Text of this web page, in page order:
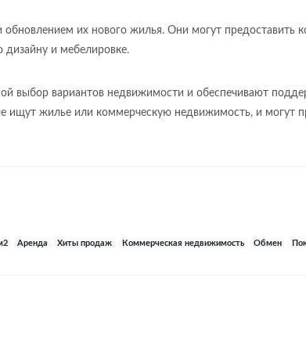
их нового жилья. Они могут предоставить
дизайну и мебелировке.
выбор вариантов недвижимости и обеспечивают
жилье или коммерческую недвижимость, и могут
Аренда Хиты продаж Коммерческая недвижимость Обмен